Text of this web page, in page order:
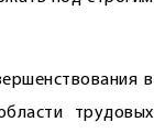
в
трудовых